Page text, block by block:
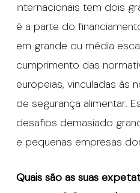
internacionais tem dois
é a parte do
em grande ou média
cumprimento das
europeias, vinculadas às
de segurança alimentar.
desafios demasiado
e pequenas empresas
Quais são as suas